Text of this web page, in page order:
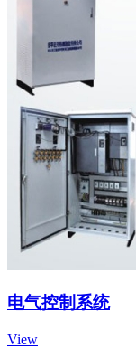
电气控制系统
View